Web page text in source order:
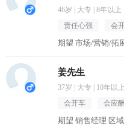
46岁 | 大专 | 8年以上
责任心强
会
姜先生
37岁 | 大专 | 10年以上
会开车
会应酬
期望 销售经理 区